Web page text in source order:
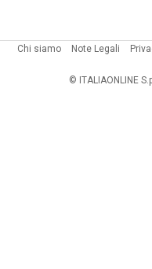
Chi siamo Note Legali
© ITALIAONLINE